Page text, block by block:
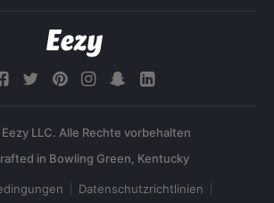
LLC. Alle Rechte vorbehalten
Datenschutzrichtlinien